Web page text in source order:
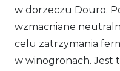
w dorzeczu Douro.
wzmacniane
celu zatrzymania
w winogronach. Jest